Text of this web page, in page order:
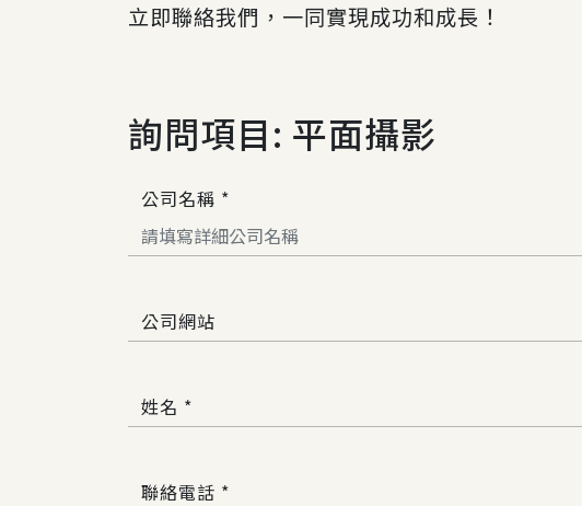
立即聯絡我們 ，一同實現成功和成長！
詢問項目: 平面攝影
公司名稱 *
公司網站
姓名 *
聯絡電話 *